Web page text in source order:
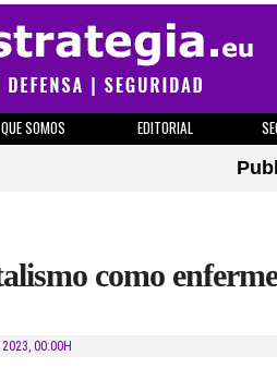
QUE SOMOS EDITORIAL
como
2023, 00:00H